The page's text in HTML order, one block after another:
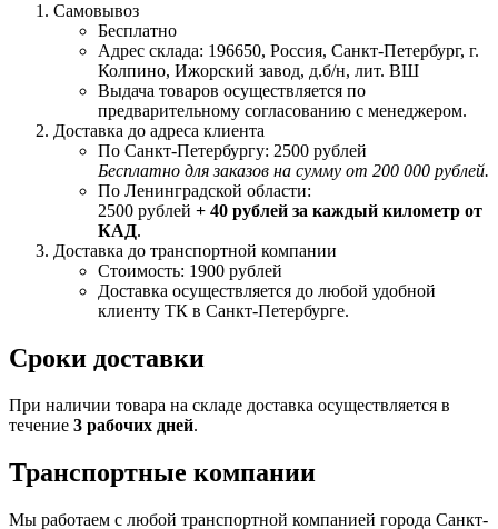
Самовывоз
Бесплатно
Адрес склада: 196650, Россия, Санкт-Петербург, г.
Колпино, Ижорский завод, д.б/н, лит. ВШ
Выдача товаров осуществляется по
предварительному согласованию с менеджером.
Доставка до адреса клиента
По Санкт-Петербургу: 2500 рублей
Бесплатно для заказов на сумму от 200 000 рублей.
По Ленинградской области:
2500 рублей + 40 рублей за каждый километр от
КАД.
Доставка до транспортной компании
Стоимость: 1900 рублей
Доставка осуществляется до любой удобной
клиенту ТК в Санкт-Петербурге.
Сроки доставки
При наличии товара на складе доставка осуществляется в
течение 3 рабочих дней.
Транспортные компании
Мы работаем с любой транспортной компанией города Санкт-